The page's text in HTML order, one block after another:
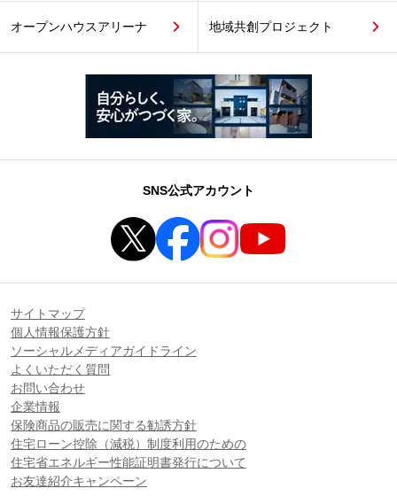
オープンハウスアリーナ 地域共創プロジェクト
SNS公式アカウント
サイトマップ
個人情報保護方針
ソーシャルメディアガイドライン
よくいただく質問
お問い合わせ
企業情報
保険商品の販売に関する勧誘方針
住宅ローン控除（減税）制度利用のための
住宅省エネルギー性能証明書発行について
お友達紹介キャンペーン